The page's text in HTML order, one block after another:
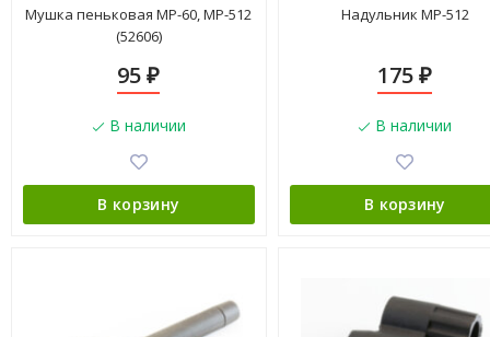
Мушка пеньковая МР-60, МР-512
(52606)
95₽
В наличии
В корзину
Надульник МР-512
175₽
В наличии
В корзину